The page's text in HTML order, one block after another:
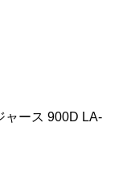
ャース 900D LA-